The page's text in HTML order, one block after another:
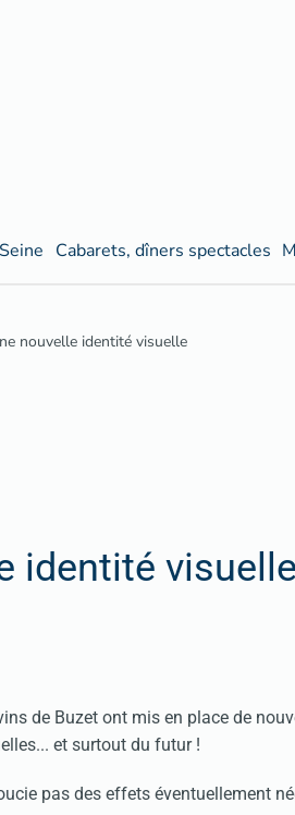
Cabarets, dîners spectacles
nouvelle identité visuelle
identité visuelle
de Buzet ont mis en place de
et surtout du futur !
pas des effets éventuellement